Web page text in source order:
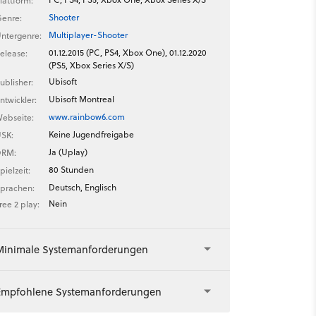
Shooter
Multiplayer-Shooter
01.12.2015 (PC, PS4, Xbox One), 01.12.2020
(PS5, Xbox Series X/S)
Ubisoft
Ubisoft Montreal
www.rainbow6.com
Keine Jugendfreigabe
Ja (Uplay)
80 Stunden
Deutsch, Englisch
2 play:
Nein
Systemanforderungen
Systemanforderungen